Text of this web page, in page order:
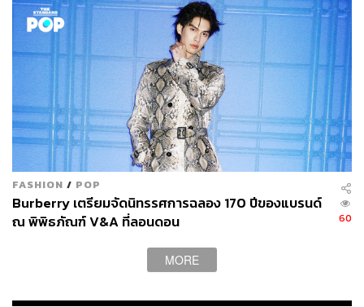
ป้ายออฟฟิศ Condé Nast ที่ย่าน Mayfair ในลอนดอน
How’s Anna Doing?
เป็นที่รู้กันอยู่ว่าอุตสาหกรรมแฟชั่นถูกควบคุมและขับเคลื่อน
โดยนิตยสารห้าตัวอักษรของอเมริกา ‘VOGUE’ ที่ต้องเขียน
ตัวใหญ่เพื่อดูยิ่งใหญ่ แต่ความยิ่งใหญ่นี้ที่เราคุ้นเคยกันมา
หลายทศวรรษได้เจอมรสุมพัดกระหน่ำในปี 2018 แบบที่
บัลลังก์ของวีรสตรีและหนึ่งในฮีโร่ของผมอย่าง แอนนา วิน
เทสติโน และ บรูซ เวเบอร์ โดนข้อหาล่วงละเมิดทางเพศ ซึ่งก็
ทำให้ทางนิตยสารต้องยุติการทำงานกับสองคนนี้ทันที และ
FASHION / POP
Burberry เตรียมจัดนิทรรศการฉลอง 170 ปีของแบรนด์
ณ พิพิธภัณฑ์ V&A ที่ลอนดอน
60
MORE